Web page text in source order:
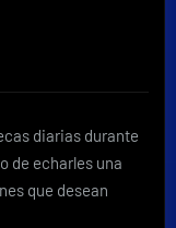
diarias durante
de echarles una
que desean